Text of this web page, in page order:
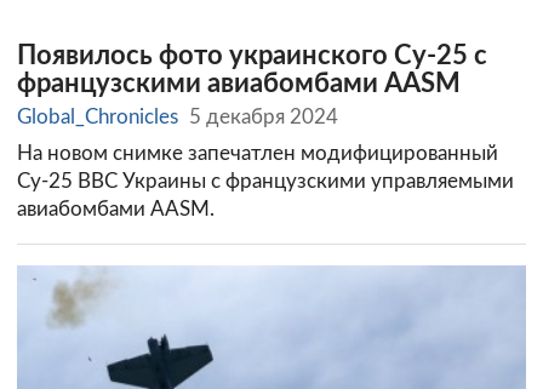
Появилось фото украинского Су-25 с
французскими авиабомбами AASM
Global_Chronicles 5 декабря 2024
На новом снимке запечатлен модифицированный
Су-25 ВВС Украины с французскими управляемыми
авиабомбами AASM.